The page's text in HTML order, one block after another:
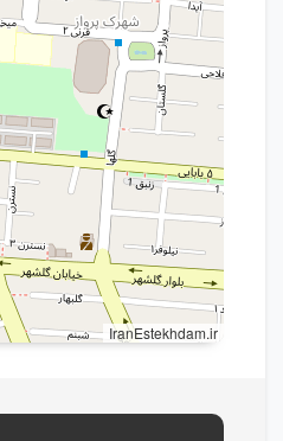
IranEstekhdam.ir